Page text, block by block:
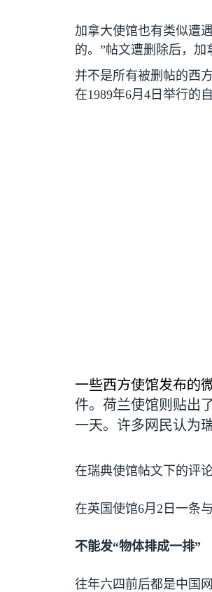
加拿大使馆也有类似遭
的。”帖文遭删除后，
并不是所有被删帖的西
在1989年6月 4 日举行的
一些西方使馆发布的
件。荷兰使馆则贴出
一天。许多网民认为
在瑞典使馆帖文下的评
在英国使馆6月 2 日一条
不能发“物体排成一排”
往年六四前后都是中国